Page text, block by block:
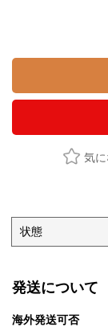
気に
状態
発送について
海外発送可否